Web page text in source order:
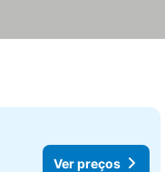
Ver preços